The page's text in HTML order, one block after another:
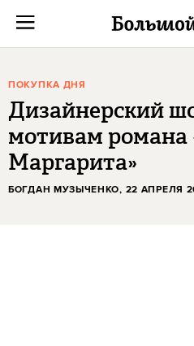
ПОКУПКА ДНЯ
Дизайнерский
мотивам романа
Маргарита»
БОГДАН МУЗЫЧЕНКО, 22 АПРЕЛЯ